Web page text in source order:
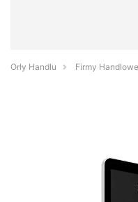
Orły Handlu Firmy